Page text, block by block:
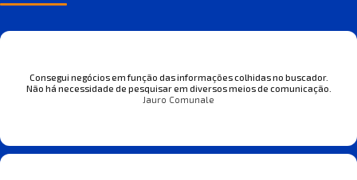
Consegui negócios em função das informações colhidas no buscador.
Não há necessidade de pesquisar em diversos meios de comunicação.
Jauro Comunale